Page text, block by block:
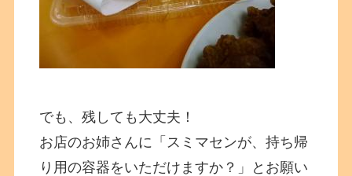
でも、残しても大丈夫！
お店のお姉さんに「スミマセンが、持ち帰
り用の容器をいただけますか？」とお願い